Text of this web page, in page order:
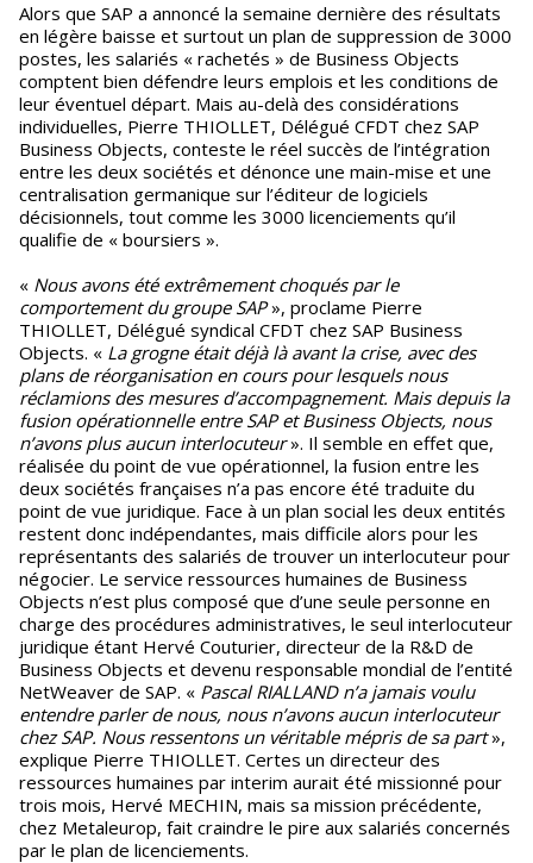
Alors que SAP a annoncé la semaine dernière des résultats
en légère baisse et surtout un plan de suppression de 3000
postes, les salariés « rachetés » de Business Objects
comptent bien défendre leurs emplois et les conditions de
leur éventuel départ. Mais au-delà des considérations
individuelles, Pierre THIOLLET, Délégué CFDT chez SAP
Business Objects, conteste le réel succès de l’intégration
entre les deux sociétés et dénonce une main-mise et une
centralisation germanique sur l’éditeur de logiciels
décisionnels, tout comme les 3000 licenciements qu’il
qualifie de « boursiers ».
« Nous avons été extrêmement choqués par le
comportement du groupe SAP», proclame Pierre
THIOLLET, Délégué syndical CFDT chez SAP Business
Objects. « La grogne était déjà là avant la crise, avec des
plans de réorganisation en cours pour lesquels nous
réclamions des mesures d’accompagnement. Mais depuis la
fusion opérationnelle entre SAP et Business Objects, nous
n’avons plus aucun interlocuteur». Il semble en effet que,
réalisée du point de vue opérationnel, la fusion entre les
deux sociétés françaises n’a pas encore été traduite du
point de vue juridique. Face à un plan social les deux entités
restent donc indépendantes, mais difficile alors pour les
représentants des salariés de trouver un interlocuteur pour
négocier. Le service ressources humaines de Business
Objects n’est plus composé que d’une seule personne en
charge des procédures administratives, le seul interlocuteur
juridique étant Hervé Couturier, directeur de la R&D de
Business Objects et devenu responsable mondial de l’entité
NetWeaver de SAP. « Pascal RIALLAND n’a jamais voulu
entendre parler de nous, nous n’avons aucun interlocuteur
chez SAP. Nous ressentons un véritable mépris de sa part»,
explique Pierre THIOLLET. Certes un directeur des
ressources humaines par interim aurait été missionné pour
trois mois, Hervé MECHIN, mais sa mission précédente,
chez Metaleurop, fait craindre le pire aux salariés concernés
par le plan de licenciements.